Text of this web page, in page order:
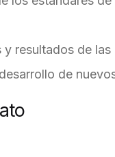
resultados de las
de